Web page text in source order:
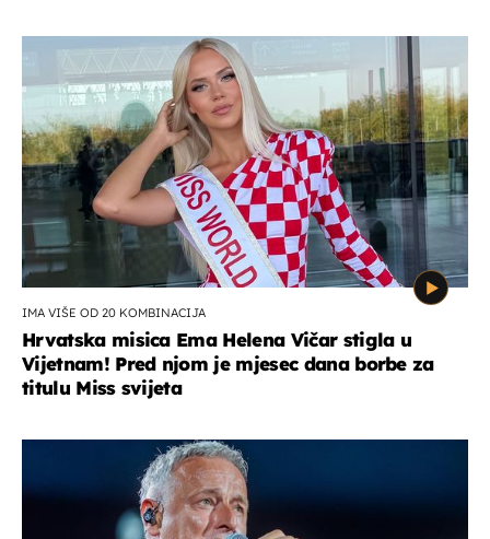
IMA VIŠE OD 20 KOMBINACIJA
Hrvatska misica Ema Helena Vičar stigla u
Vijetnam! Pred njom je mjesec dana borbe za
titulu Miss svijeta